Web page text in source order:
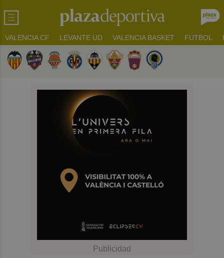
VALENCIA CF LEVANTE UD VALENCIA BASKET FUTBOL